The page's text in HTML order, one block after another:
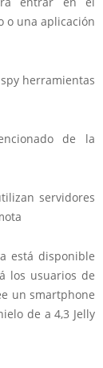
o una aplicación
herramientas
de la
servidores
está disponible
los usuarios de
un smartphone
de a 4,3 Jelly